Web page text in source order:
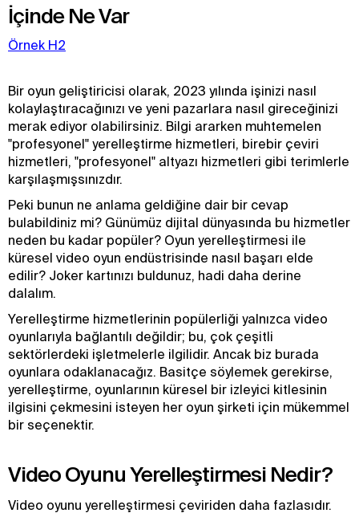
İçinde Ne Var
Örnek H2
Bir oyun geliştiricisi olarak, 2023 yılında işinizi nasıl
kolaylaştıracağınızı ve yeni pazarlara nasıl gireceğinizi
merak ediyor olabilirsiniz. Bilgi ararken muhtemelen
"profesyonel" yerelleştirme hizmetleri, birebir çeviri
hizmetleri, "profesyonel" altyazı hizmetleri gibi terimlerle
karşılaşmışsınızdır.
Peki bunun ne anlama geldiğine dair bir cevap
bulabildiniz mi? Günümüz dijital dünyasında bu hizmetler
neden bu kadar popüler? Oyun yerelleştirmesi ile
küresel video oyun endüstrisinde nasıl başarı elde
edilir? Joker kartınızı buldunuz, hadi daha derine
dalalım.
Yerelleştirme hizmetlerinin popülerliği yalnızca video
oyunlarıyla bağlantılı değildir; bu, çok çeşitli
sektörlerdeki işletmelerle ilgilidir. Ancak biz burada
oyunlara odaklanacağız. Basitçe söylemek gerekirse,
yerelleştirme, oyunlarının küresel bir izleyici kitlesinin
ilgisini çekmesini isteyen her oyun şirketi için mükemmel
bir seçenektir.
Video Oyunu Yerelleştirmesi Nedir?
Video oyunu yerelleştirmesi çeviriden daha fazlasıdır.